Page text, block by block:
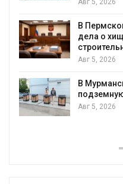
Авг 5, 2026
В
дела о
Авг 5, 2026
В
Авг 5, 2026